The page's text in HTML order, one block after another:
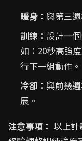
暖身： 與第三週
訓練： 設計一
如：20秒高強
行下一組動作。
冷卻： 與前幾
展。
注意事項： 以上